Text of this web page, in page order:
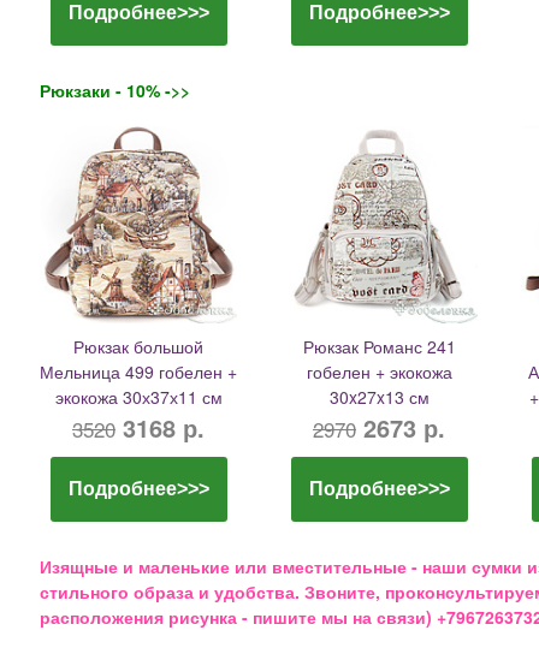
Подробнее>>> Подробнее>>>
Рюкзаки - 10% ->>
Рюкзак большой
Мельница 499 гобелен +
экокожа 30х37х11 см
3520 3168 р.
Подробнее>>>
Рюкзак Романс 241
гобелен + экокожа
30x27x13 см
2970 2673 р.
Подробнее>>>
Изящные и маленькие или вместительные - наши сумки
стильного образа и удобства. Звоните,
расположения рисунка - пишите мы на связи)